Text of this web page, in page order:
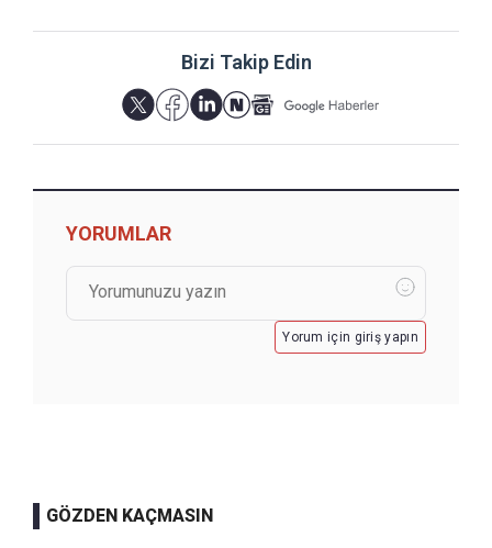
Bizi Takip Edin
YORUMLAR
Yorum için giriş yapın
GÖZDEN KAÇMASIN